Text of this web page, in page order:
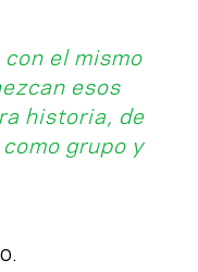
el mismo
esos
historia, de
grupo y